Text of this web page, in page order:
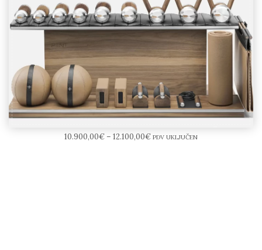
PENT COMBO™ ANA Set
10.900,00€– 12.100,00€ PDV UKLJUČEN